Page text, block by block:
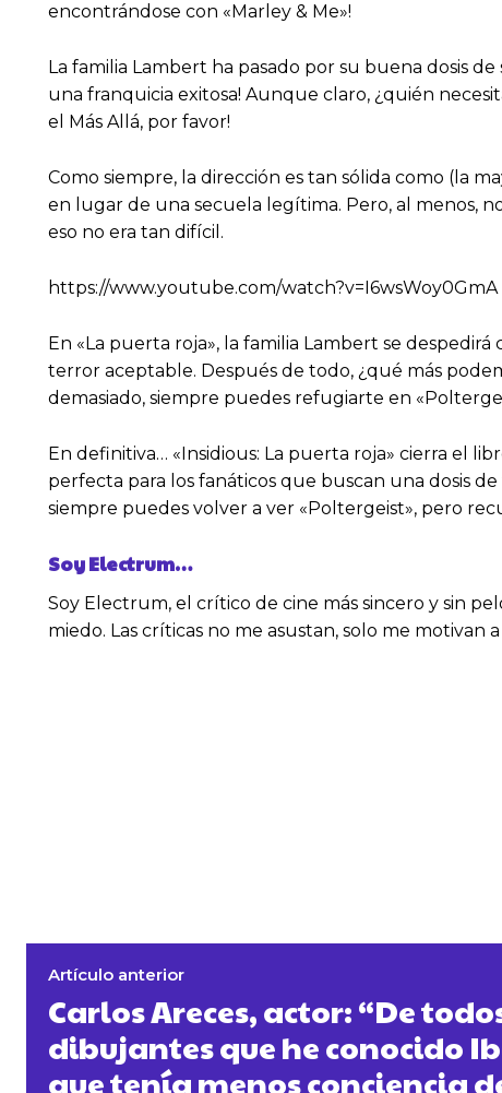
encontrándose con «Marley & Me»!
La familia Lambert ha pasado por su buena dosis
una franquicia exitosa! Aunque claro, ¿quién
el Más Allá, por favor!
Como siempre, la dirección es tan sólida como (la
en lugar de una secuela legítima. Pero, al menos,
eso no era tan difícil.
https://www.youtube.com/watch?v=I6wsWoy0GmA
En «La puerta roja», la familia Lambert se
terror aceptable. Después de todo, ¿qué más
demasiado, siempre puedes refugiarte en
En definitiva… «Insidious: La puerta roja» cierra el
perfecta para los fanáticos que buscan una dosis
siempre puedes volver a ver «Poltergeist», pero
Soy Electrum…
Soy Electrum, el crítico de cine más sincero y sin
miedo. Las críticas no me asustan, solo me motivan
Artículo anterior
Carlos Areces, actor: “De
dibujantes que he conocido
que tenía menos conciencia